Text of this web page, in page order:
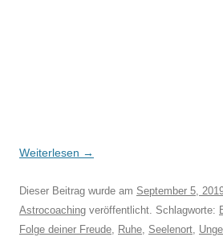
Weiterlesen →
Dieser Beitrag wurde am September 5,
Astrocoaching veröffentlicht. Schlagworte:
Folge deiner Freude, Ruhe, Seelenort,